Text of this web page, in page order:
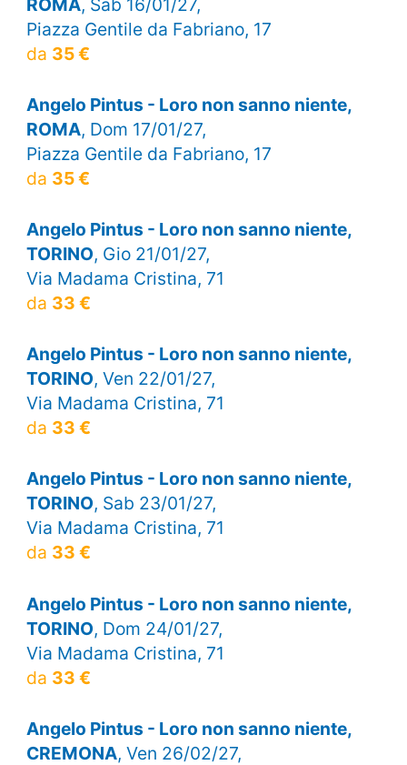
Piazza Gentile da Fabriano, 17
da 35 €
Angelo Pintus - Loro non sanno niente,
ROMA, Dom 17/01/27,
Piazza Gentile da Fabriano, 17
da 35 €
Angelo Pintus - Loro non sanno niente,
TORINO, Gio 21/01/27,
Via Madama Cristina, 71
da 33 €
Angelo Pintus - Loro non sanno niente,
TORINO, Ven 22/01/27,
Via Madama Cristina, 71
da 33 €
Angelo Pintus - Loro non sanno niente,
TORINO, Sab 23/01/27,
Via Madama Cristina, 71
da 33 €
Angelo Pintus - Loro non sanno niente,
TORINO, Dom 24/01/27,
Via Madama Cristina, 71
da 33 €
Angelo Pintus - Loro non sanno niente,
CREMONA, Ven 26/02/27,